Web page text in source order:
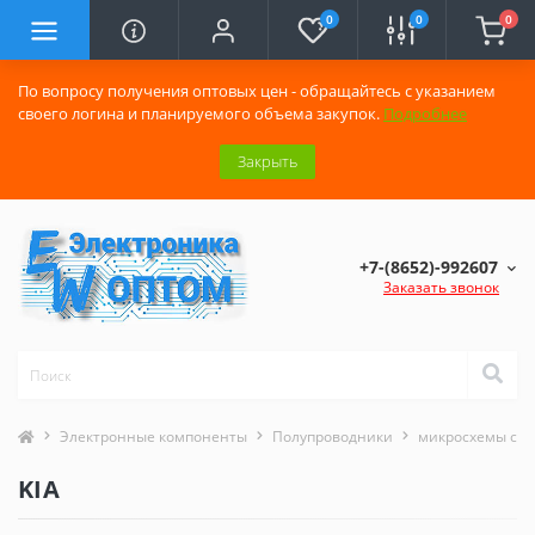
По вопросу получения оптовых цен - обращайтесь с указанием
своего логина и планируемого объема закупок. Подробнее
Закрыть
0 0 0
+7-(8652)-992607
Заказать звонок
Электронные компоненты Полупроводники микросхемы
KIA